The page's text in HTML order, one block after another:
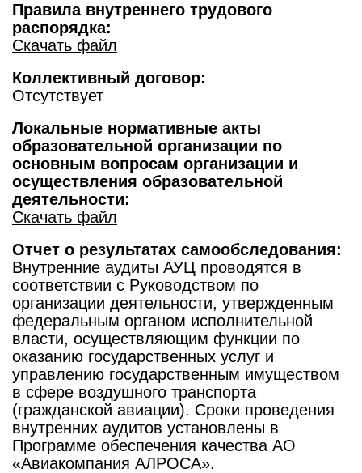
Правила внутреннего трудового
распорядка:
Скачать файл
Коллективный договор:
Отсутствует
Локальные нормативные акты
образовательной организации по
основным вопросам организации и
осуществления образовательной
деятельности:
Скачать файл
Отчет о результатах самообследования:
Внутренние аудиты АУЦ проводятся в
соответствии с Руководством по
организации деятельности, утвержденным
федеральным органом исполнительной
власти, осуществляющим функции по
оказанию государственных услуг и
управлению государственным имуществом
в сфере воздушного транспорта
(гражданской авиации). Сроки проведения
внутренних аудитов установлены в
Программе обеспечения качества АО
«Авиакомпания АЛРОСА».